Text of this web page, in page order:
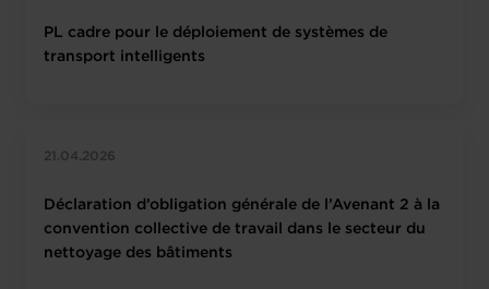
PL cadre pour le déploiement de systèmes de
transport intelligents
21.04.2026
Déclaration d’obligation générale de l’Avenant 2 à la
convention collective de travail dans le secteur du
nettoyage des bâtiments